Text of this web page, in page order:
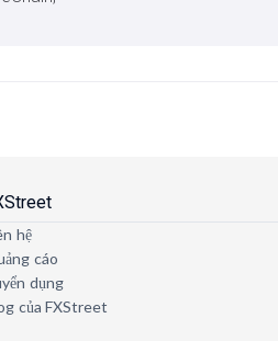
hệ
cáo
dụng
của FXStreet